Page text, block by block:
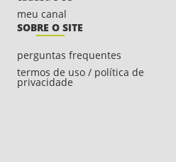
meu canal
SOBRE O SITE
perguntas frequentes
termos de uso / política de
privacidade